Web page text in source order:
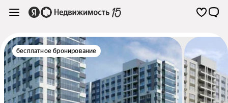
бесплатное бронирование